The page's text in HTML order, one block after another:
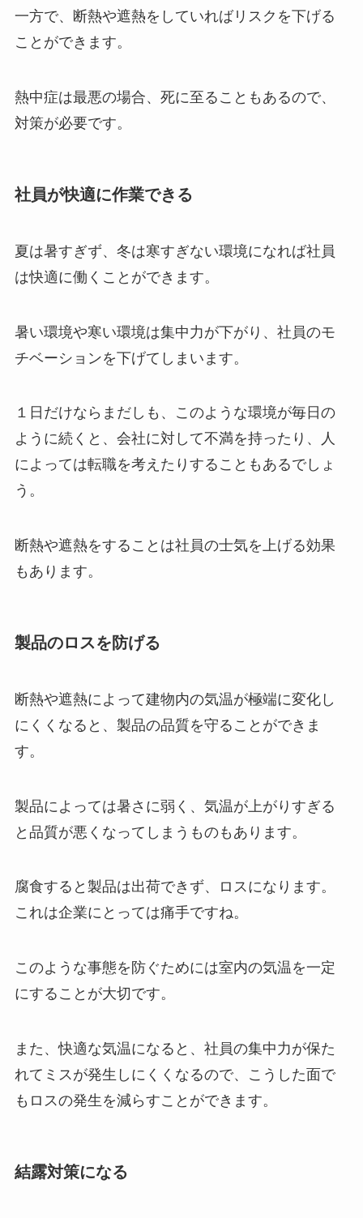
一方で、断熱や遮熱をしていればリスクを下げる
ことができます。
熱中症は最悪の場合、死に至ることもあるので、
対策が必要です。
社員が快適に作業できる
夏は暑すぎず、冬は寒すぎない環境になれば社員
は快適に働くことができます。
暑い環境や寒い環境は集中力が下がり、社員のモ
チベーションを下げてしまいます。
１日だけならまだしも、このような環境が毎日の
ように続くと、会社に対して不満を持ったり、人
によっては転職を考えたりすることもあるでしょ
う。
断熱や遮熱をすることは社員の士気を上げる効果
もあります。
製品のロスを防げる
断熱や遮熱によって建物内の気温が極端に変化し
にくくなると、製品の品質を守ることができま
す。
製品によっては暑さに弱く、気温が上がりすぎる
と品質が悪くなってしまうものもあります。
腐食すると製品は出荷できず、ロスになります。
これは企業にとっては痛手ですね。
このような事態を防ぐためには室内の気温を一定
にすることが大切です。
また、快適な気温になると、社員の集中力が保た
れてミスが発生しにくくなるので、こうした面で
もロスの発生を減らすことができます。
結露対策になる